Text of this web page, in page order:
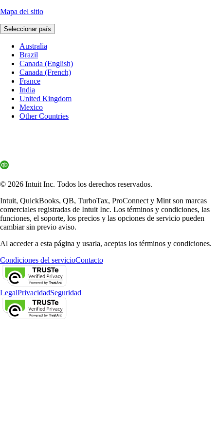
Mapa del sitio
Seleccionar país
Australia
Brazil
Canada (English)
Canada (French)
France
India
United Kingdom
Mexico
Other Countries
© 2026 Intuit Inc. Todos los derechos reservados.
Intuit, QuickBooks, QB, TurboTax, ProConnect y Mint son marcas
comerciales registradas de Intuit Inc. Los términos y condiciones, las
funciones, el soporte, los precios y las opciones de servicio pueden
cambiar sin previo aviso.
Al acceder a esta página y usarla, aceptas los términos y condiciones.
Condiciones del servicioContacto
LegalPrivacidadSeguridad